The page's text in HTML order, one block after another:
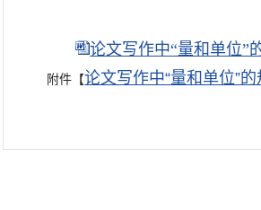
论文写作中“量和单位”
附件【论文写作中“量和单位”